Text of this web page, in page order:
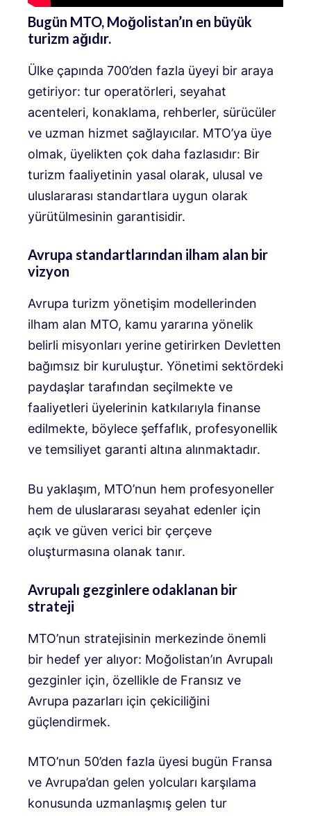
Bugün MTO, Moğolistan’ın en büyük
turizm ağıdır.
Ülke çapında 700’den fazla üyeyi bir araya
getiriyor: tur operatörleri, seyahat
acenteleri, konaklama, rehberler, sürücüler
ve uzman hizmet sağlayıcılar. MTO’ya üye
olmak, üyelikten çok daha fazlasıdır: Bir
turizm faaliyetinin yasal olarak, ulusal ve
uluslararası standartlara uygun olarak
yürütülmesinin garantisidir.
Avrupa standartlarından ilham alan bir
vizyon
Avrupa turizm yönetişim modellerinden
ilham alan MTO, kamu yararına yönelik
belirli misyonları yerine getirirken Devletten
bağımsız bir kuruluştur. Yönetimi sektördeki
paydaşlar tarafından seçilmekte ve
faaliyetleri üyelerinin katkılarıyla finanse
edilmekte, böylece şeffaflık, profesyonellik
ve temsiliyet garanti altına alınmaktadır.
Bu yaklaşım, MTO’nun hem profesyoneller
hem de uluslararası seyahat edenler için
açık ve güven verici bir çerçeve
oluşturmasına olanak tanır.
Avrupalı ​​gezginlere odaklanan bir
strateji
MTO’nun stratejisinin merkezinde önemli
bir hedef yer alıyor: Moğolistan’ın Avrupalı ​​
gezginler için, özellikle de Fransız ve
Avrupa pazarları için çekiciliğini
güçlendirmek.
MTO’nun 50’den fazla üyesi bugün Fransa
ve Avrupa’dan gelen yolcuları karşılama
konusunda uzmanlaşmış gelen tur